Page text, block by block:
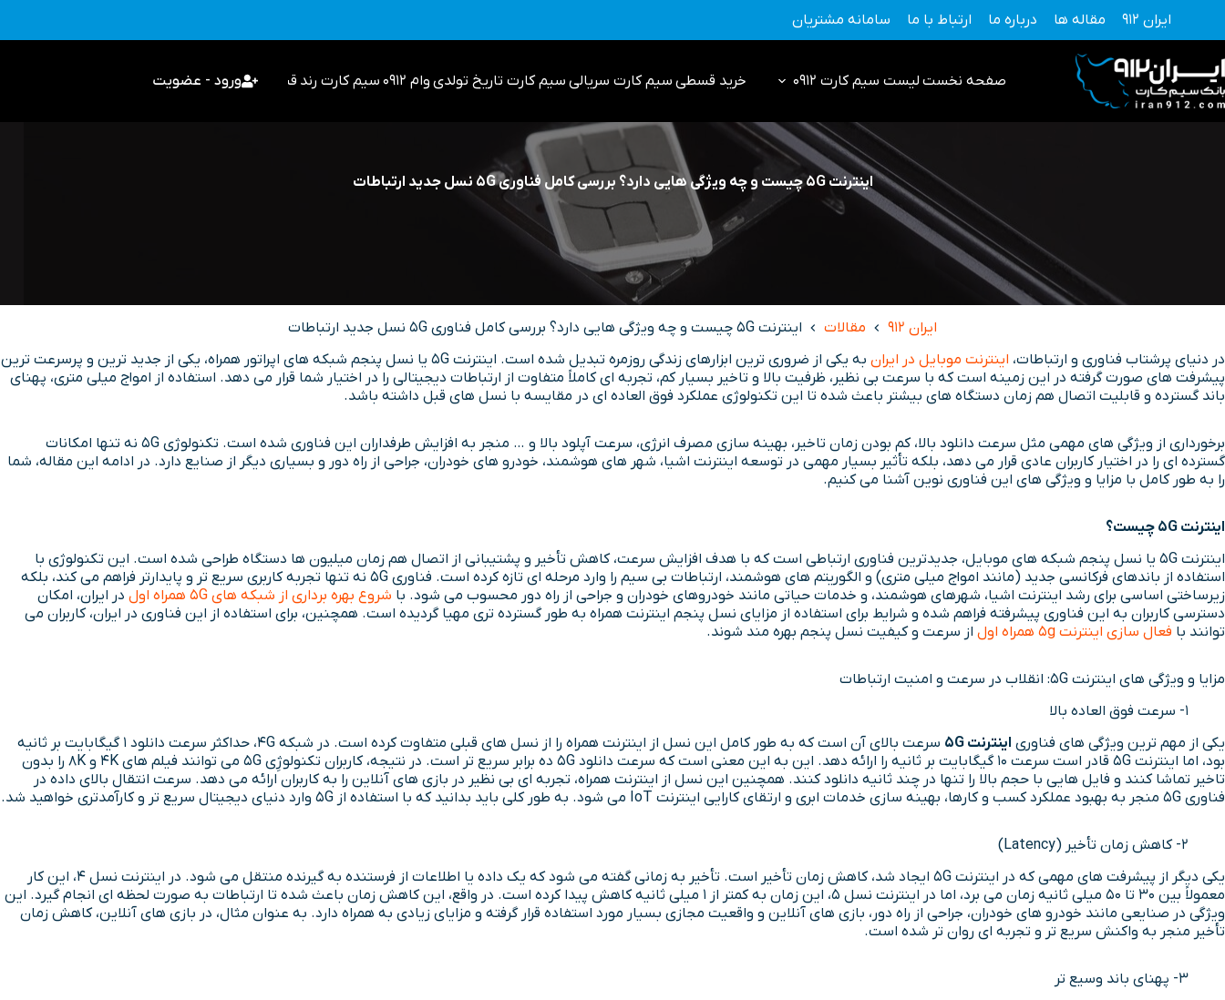
محتوا
ایران 912 مقاله ها درباره ما ارتباط با ما سامانه مشتریان
صفحه نخست لیست سیم کارت 0912 خرید قسطی سیم کارت سریالی سیم کارت تاریخ تولدی وام 0912 سیم کارت رند قیمت گذاریورود - عضویت
اینترنت 5G چیست و چه ویژگی هایی دارد؟ بررسی کامل فناوری 5G نسل جدید ارتباطات
ایران 912 مقالات
اینترنت 5G چیست و چه ویژگی هایی دارد؟ بررسی کامل فناوری 5G نسل جدید ارتباطات
در دنیای پرشتاب فناوری و ارتباطات، اینترنت موبایل در ایران
به یکی از ضروری ترین ابزارهای زندگی روزمره تبدیل شده است. اینترنت 5G یا نسل پنجم شبکه های اپراتور همراه، یکی از جدید ترین و پرسرعت ترین
پیشرفت های صورت گرفته در این زمینه است که با سرعت بی نظیر، ظرفیت بالا و تاخیر بسیار کم، تجربه ای کاملاً متفاوت از ارتباطات دیجیتالی را در اختیار شما قرار می دهد. استفاده از امواج میلی متری، پهنای
باند گسترده و قابلیت اتصال هم زمان دستگاه های بیشتر باعث شده تا این تکنولوژی عملکرد فوق العاده ای در مقایسه با نسل های قبل داشته باشد.
برخورداری از ویژگی های مهمی مثل سرعت دانلود بالا، کم بودن زمان تاخیر، بهینه سازی مصرف انرژی، سرعت آپلود بالا و … منجر به افزایش طرفداران این فناوری شده است. تکنولوژی 5G نه تنها امکانات
گسترده ای را در اختیار کاربران عادی قرار می دهد، بلکه تأثیر بسیار مهمی در توسعه اینترنت اشیا، شهر های هوشمند، خودرو های خودران، جراحی از راه دور و بسیاری دیگر از صنایع دارد. در ادامه این مقاله، شما
را به طور کامل با مزایا و ویژگی های این فناوری نوین آشنا می کنیم.
اینترنت 5G چیست؟
اینترنت 5G یا نسل پنجم شبکه های موبایل، جدیدترین فناوری ارتباطی است که با هدف افزایش سرعت، کاهش تأخیر و پشتیبانی از اتصال هم زمان میلیون ها دستگاه طراحی شده است. این تکنولوژی با
استفاده از باندهای فرکانسی جدید (مانند امواج میلی متری) و الگوریتم های هوشمند، ارتباطات بی سیم را وارد مرحله ای تازه کرده است. فناوری 5G نه تنها تجربه کاربری سریع تر و پایدارتر فراهم می کند، بلکه
زیرساختی اساسی برای رشد اینترنت اشیا، شهرهای هوشمند، و خدمات حیاتی مانند خودروهای خودران و جراحی از راه دور محسوب می شود. با شروع بهره برداری از شبکه های 5G همراه اول
در ایران، امکان
دسترسی کاربران به این فناوری پیشرفته فراهم شده و شرایط برای استفاده از مزایای نسل پنجم اینترنت همراه به طور گسترده تری مهیا گردیده است. همچنین، برای استفاده از این فناوری در ایران، کاربران می
توانند با فعال سازی اینترنت 5g همراه اول از سرعت و کیفیت نسل پنجم بهره مند شوند.
مزایا و ویژگی های اینترنت 5G: انقلاب در سرعت و امنیت ارتباطات
1- سرعت فوق العاده بالا
یکی از مهم ترین ویژگی های فناوری اینترنت 5G
سرعت بالای آن است که به طور کامل این نسل از اینترنت همراه را از نسل های قبلی متفاوت کرده است. در شبکه 4G، حداکثر سرعت دانلود 1 گیگابایت بر ثانیه
بود، اما اینترنت 5G قادر است سرعت 10 گیگابایت بر ثانیه را ارائه دهد. این به این معنی است که سرعت دانلود 5G ده برابر سریع تر است. در نتیجه، کاربران تکنولوژِی 5G می توانند فیلم های 4K و 8K را بدون
تاخیر تماشا کنند و فایل هایی با حجم بالا را تنها در چند ثانیه دانلود کنند. همچنین این نسل از اینترنت همراه، تجربه ای بی نظیر در بازی های آنلاین را به کاربران ارائه می دهد. سرعت انتقال بالای داده در
فناوری 5G منجر به بهبود عملکرد کسب و کارها، بهینه سازی خدمات ابری و ارتقای کارایی اینترنت IoT می شود. به طور کلی باید بدانید که با استفاده از 5G وارد دنیای دیجیتال سریع تر و کارآمدتری خواهید شد.
2- کاهش زمان تأخیر (Latency)
یکی دیگر از پیشرفت های مهمی که در اینترنت 5G ایجاد شد، کاهش زمان تأخیر است. تأخیر به زمانی گفته می شود که یک داده یا اطلاعات از فرستنده به گیرنده منتقل می شود. در اینترنت نسل 4، این کار
معمولاً بین 30 تا 50 میلی ثانیه زمان می برد، اما در اینترنت نسل 5، این زمان به کمتر از 1 میلی ثانیه کاهش پیدا کرده است. در واقع، این کاهش زمان باعث شده تا ارتباطات به صورت لحظه ای انجام گیرد. این
ویژگی در صنایعی مانند خودرو های خودران، جراحی از راه دور، بازی های آنلاین و واقعیت مجازی بسیار مورد استفاده قرار گرفته و مزایای زیادی به همراه دارد. به عنوان مثال، در بازی های آنلاین، کاهش زمان
تأخیر منجر به واکنش سریع تر و تجربه ای روان تر شده است.
3- پهنای باند وسیع تر